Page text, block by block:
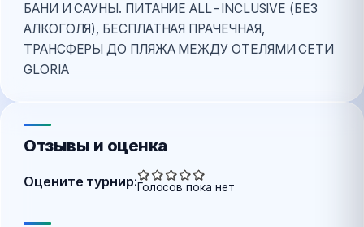
БАНИ И САУНЫ. ПИТАНИЕ ALL-INCLUSIVE (БЕЗ
АЛКОГОЛЯ), БЕСПЛАТНАЯ ПРАЧЕЧНАЯ,
ТРАНСФЕРЫ ДО ПЛЯЖА МЕЖДУ ОТЕЛЯМИ СЕТИ
GLORIA
Отзывы и оценка
Оцените турнир:Голосов пока нет